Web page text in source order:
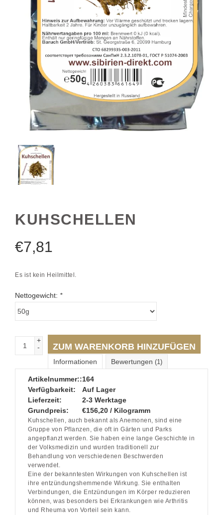
KUHSCHELLEN
€7,81
Es ist kein Heilmittel.
Nettogewicht: *
+
-
ZUM WARENKORB HINZUFÜGEN
Informationen Bewertungen (1)
Artikelnummer::164
Verfügbarkeit:
Auf Lager
Lieferzeit:
2-3 Werktage
Grundpreis:
€156,20 / Kilogramm
Kuhschellen, auch bekannt als Anemonen, sind eine
Gruppe von Pflanzen, die oft in Gärten und Parks
angepflanzt werden. Sie haben eine lange Geschichte in
der Volksmedizin und wurden traditionell zur
Behandlung von verschiedenen Beschwerden
verwendet.
Eine der bekanntesten Wirkungen von Kuhschellen ist
ihre entzündungshemmende Wirkung. Sie enthalten
Verbindungen, die Entzündungen im Körper reduzieren
können, was besonders bei Erkrankungen wie Arthritis
und Rheuma von Vorteil sein kann.